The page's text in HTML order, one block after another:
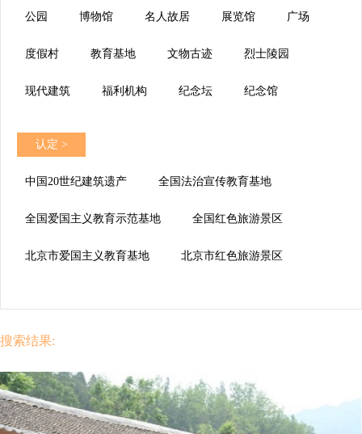
公园 博物馆 名人故居 展览馆 广场
度假村 教育基地 文物古迹 烈士陵园
现代建筑 福利机构 纪念坛 纪念馆
认定 >
中国20世纪建筑遗产 全国法治宣传教育基地
全国爱国主义教育示范基地 全国红色旅游景区
北京市爱国主义教育基地 北京市红色旅游景区
搜索结果: